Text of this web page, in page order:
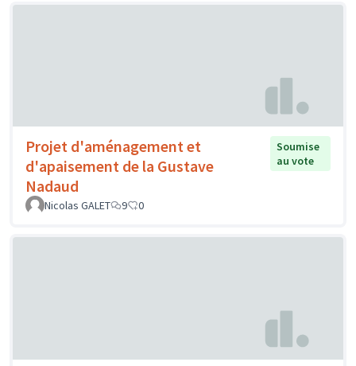
Projet d'aménagement et
d'apaisement de la Gustave
Nadaud
Soumise
au vote
Nicolas GALET 9 0